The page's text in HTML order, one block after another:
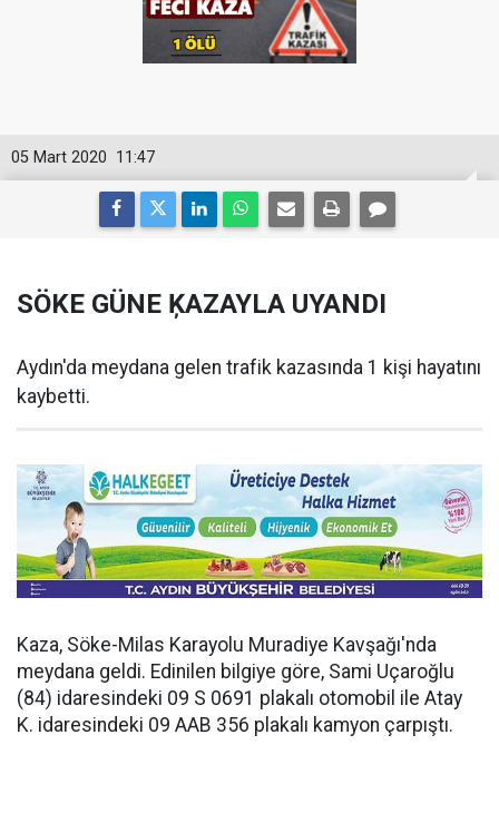
11:47
05 Mart 2020
SÖKE GÜNE ĶAZAYLA UYANDI
Aydın'da meydana gelen trafik kazasında 1 kişi hayatını
kaybetti.
Kaza, Söke-Milas Karayolu Muradiye Kavşağı'nda
meydana geldi. Edinilen bilgiye göre, Sami Uçaroğlu
(84) idaresindeki 09 S 0691 plakalı otomobil ile Atay
K. idaresindeki 09 AAB 356 plakalı kamyon çarpıştı.